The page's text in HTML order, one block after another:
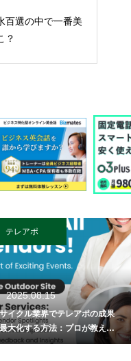
百選の中で一番美
？
テレアポ
2025.08.15
イクル業界でテレアポの成果
大化する方法：プロが教える
術